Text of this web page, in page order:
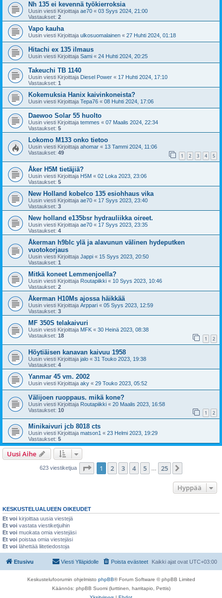
Nh 135 ei kevennä työkierroksia
Uusin viesti Kirjoittaja ae70 « 03 Syys 2024, 21:00
Vastaukset: 2
Vapo kauha
Uusin viesti Kirjoittaja ulkosuomalainen « 27 Huhti 2024, 01:18
Hitachi ex 135 ilmaus
Uusin viesti Kirjoittaja Sami « 24 Huhti 2024, 20:25
Takeuchi TB 1140
Uusin viesti Kirjoittaja Diesel Power « 17 Huhti 2024, 17:10
Vastaukset: 1
Kokemuksia Hanix kaivinkoneista?
Uusin viesti Kirjoittaja Tepa76 « 08 Huhti 2024, 17:06
Daewoo Solar 55 huolto
Uusin viesti Kirjoittaja temmes « 07 Maalis 2024, 22:34
Vastaukset: 5
Lokomo M133 onko tietoo
Uusin viesti Kirjoittaja ahomar « 13 Tammi 2024, 11:06
Vastaukset: 49 1 2 3 4 5
Åker H5M tietäjiä?
Uusin viesti Kirjoittaja H5M « 02 Loka 2023, 23:06
Vastaukset: 5
New Holland kobelco 135 esiohhaus vika
Uusin viesti Kirjoittaja ae70 « 17 Syys 2023, 23:40
Vastaukset: 3
New holland e135bsr hydrauliikka oireet.
Uusin viesti Kirjoittaja ae70 « 17 Syys 2023, 23:35
Vastaukset: 4
Åkerman h9blc ylä ja alavunun välinen hydeputken
vuotokorjaus
Uusin viesti Kirjoittaja Jappi « 15 Syys 2023, 20:50
Vastaukset: 1
Mitkä koneet Lemmenjoella?
Uusin viesti Kirjoittaja Routapiikki « 10 Syys 2023, 10:46
Vastaukset: 2
Åkerman H10Ms ajossa häikkää
Uusin viesti Kirjoittaja Arppari « 05 Syys 2023, 12:59
Vastaukset: 3
MF 350S telakaivuri
Uusin viesti Kirjoittaja MFK « 30 Heinä 2023, 08:38
Vastaukset: 18 1 2
Höytiäisen kanavan kaivuu 1958
Uusin viesti Kirjoittaja jalo « 31 Touko 2023, 19:38
Vastaukset: 4
Yanmar 45 vm. 2002
Uusin viesti Kirjoittaja aky « 29 Touko 2023, 05:52
Välijoen ruoppaus. mikä kone?
Uusin viesti Kirjoittaja Routapiikki « 20 Maalis 2023, 16:58
Vastaukset: 10 1 2
Minikaivuri jcb 8018 cts
Uusin viesti Kirjoittaja matson1 « 23 Helmi 2023, 19:29
Vastaukset: 5
Uusi Aihe
623 viestiketjua Sivu /25
1 2 3 4 5 25
Hyppää
KESKUSTELUALUEEN OIKEUDET
Et voi kirjoittaa uusia viestejä
Et voi vastata viestiketjuihin
Et voi muokata omia viestejäsi
Et voi poistaa omia viestejäsi
Et voi lähettää liitetiedostoja
Etusivu Kaikki ajat ovat UTC+03:00
Poista evästeet
Viesti Ylläpidolle
Keskustelufoorumin ohjelmisto phpBB® Forum Software © phpBB Limited
Käännös: phpBB Suomi (lurttinen, harritapio, Pettis)